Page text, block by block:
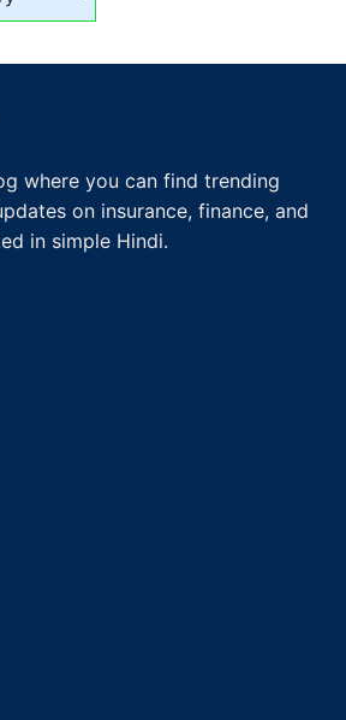
where you can find trending
on insurance, finance, and
in simple Hindi.